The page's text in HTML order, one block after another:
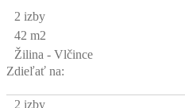
2 izby
42 m2
Žilina - Vlčince
Zdieľať na:
2 izby